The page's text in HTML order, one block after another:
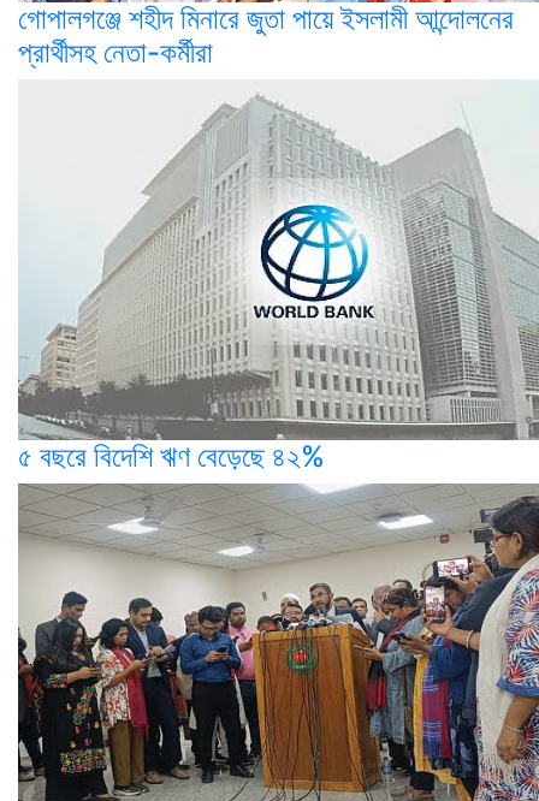
গোপালগঞ্জে শহীদ মিনারে জুতা পায়ে ইসলামী আন্দোলনের
প্রার্থীসহ নেতা-কর্মীরা
৫ বছরে বিদেশি ঋণ বেড়েছে ৪২%